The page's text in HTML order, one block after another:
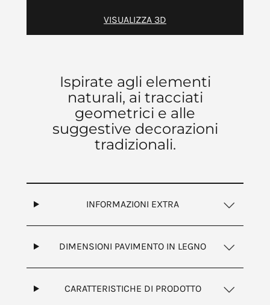
VISUALIZZA 3D
Ispirate agli elementi
naturali, ai tracciati
geometrici e alle
suggestive decorazioni
tradizionali.
INFORMAZIONI EXTRA
DIMENSIONI PAVIMENTO IN LEGNO
CARATTERISTICHE DI PRODOTTO